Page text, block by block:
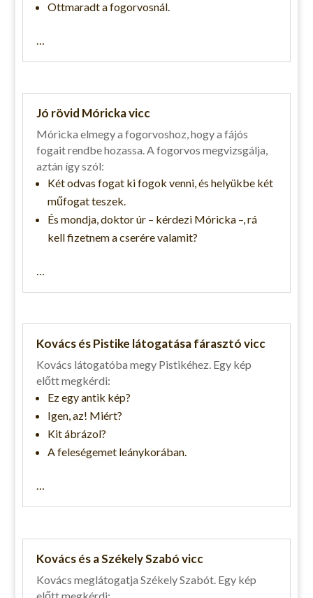
Ottmaradt a fogorvosnál.
…
Jó rövid Móricka vicc
Móricka elmegy a fogorvoshoz, hogy a fájós
fogait rendbe hozassa. A fogorvos megvizsgálja,
aztán így szól:
Két odvas fogat ki fogok venni, és helyükbe két
műfogat teszek.
És mondja, doktor úr – kérdezi Móricka –, rá
kell fizetnem a cserére valamit?
…
Kovács és Pistike látogatása fárasztó vicc
Kovács látogatóba megy Pistikéhez. Egy kép
előtt megkérdi:
Ez egy antik kép?
Igen, az! Miért?
Kit ábrázol?
A feleségemet leánykorában.
…
Kovács és a Székely Szabó vicc
Kovács meglátogatja Székely Szabót. Egy kép
előtt megkérdi: